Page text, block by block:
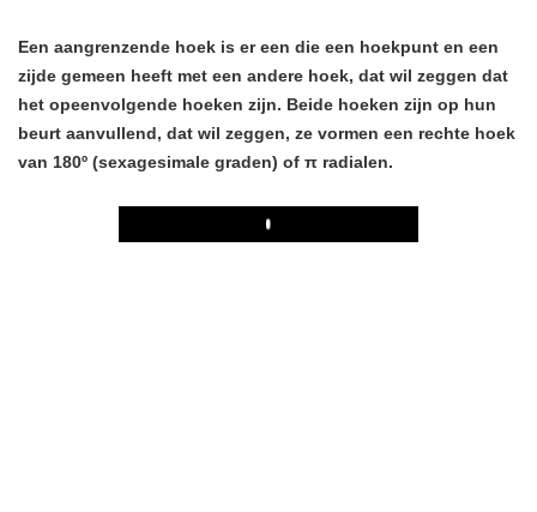
Een aangrenzende hoek is er een die een hoekpunt en een
zijde gemeen heeft met een andere hoek, dat wil zeggen dat
het opeenvolgende hoeken zijn. Beide hoeken zijn op hun
beurt aanvullend, dat wil zeggen, ze vormen een rechte hoek
van 180º (sexagesimale graden) of π radialen.
Play